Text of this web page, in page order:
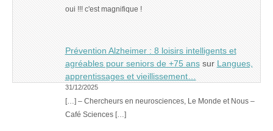
oui !!! c'est magnifique !
Prévention Alzheimer : 8 loisirs intelligents et
agréables pour seniors de +75 anssur Langues,
apprentissages et vieillissement…
31/12/2025
[…] – Chercheurs en neurosciences, Le Monde et Nous –
Café Sciences […]